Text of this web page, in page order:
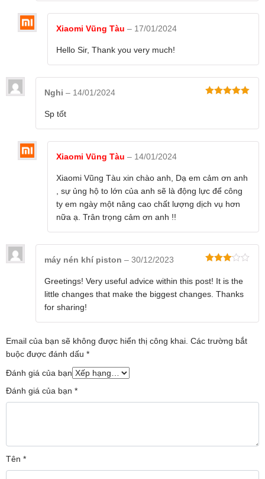
Nhẹ và tiện dụng, dễ dàng di chuyển
thiết bị từ nơi này sang nơi khác một cách nhanh
chóng. Bạn có thể dễ dàng mang chúng lên lầu
hoặc nhấc chúng lên để hút bụi trần nhà, máy
hoàn toàn vừa vặn trong bàn tay của bạn và bạn
sẽ thực sự thoải mái khi sử dụng. Dây cáp
chuyển khi làm việc một dễ dàng mà không sợ
bất cứ trở ngại gì.
Xiaomi Vũng Tàu – 17/01/2024
Hello Sir, Thank you very much!
Nghi – 14/01/2024
Sp tốt
Xiaomi Vũng Tàu – 14/01/2024
Xiaomi Vũng Tàu xin chào anh, Dạ em cảm ơn anh
, sự ủng hộ to lớn của anh sẽ là động lực để công
ty em ngày một nâng cao chất lượng dịch vụ hơn
nữa ạ. Trân trọng cảm ơn anh !!
xếp
hạng3
5 sao
máy nén khí piston – 30/12/2023
Greetings! Very useful advice within this post! It is the
little changes that make the biggest changes. Thanks
for sharing!
Email của bạn sẽ không được hiển thị công khai. Các trường bắt
buộc được đánh dấu *
Đánh giá của bạn
Đánh giá của bạn *
Tên *